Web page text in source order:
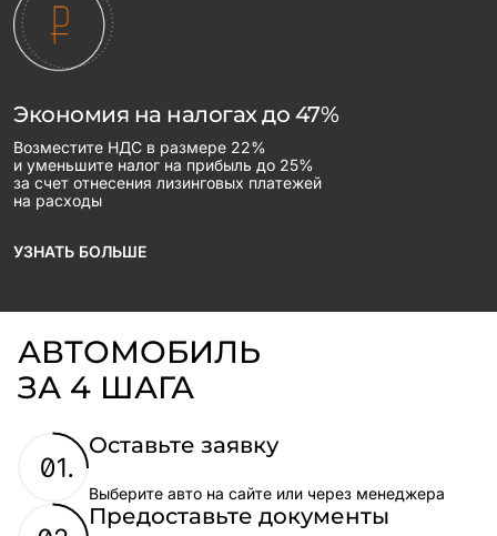
Экономия на налогах до 47%
Возместите НДС в размере 22%
и уменьшите налог на прибыль до 25%
за счет отнесения лизинговых платежей
на расходы
УЗНАТЬ БОЛЬШЕ
АВТОМОБИЛЬ
ЗА 4 ШАГА
Оставьте заявку
Выберите авто на сайте или через менеджера
Предоставьте документы